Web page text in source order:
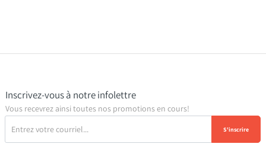
Inscrivez-vous à notre infolettre
Vous recevrez ainsi toutes nos promotions en cours!
S'inscrire